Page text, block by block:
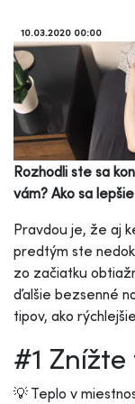
10.03.2020 00:00
Rozhodli ste sa
vám? Ako sa
Pravdou je, že aj
predtým ste
zo začiatku
ďalšie bezsenné
tipov, ako
#1
💡 Teplo v